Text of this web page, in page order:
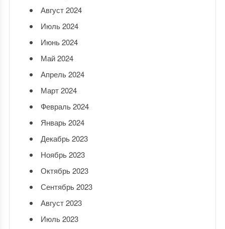
Август 2024
Июль 2024
Июнь 2024
Май 2024
Апрель 2024
Март 2024
Февраль 2024
Январь 2024
Декабрь 2023
Ноябрь 2023
Октябрь 2023
Сентябрь 2023
Август 2023
Июль 2023